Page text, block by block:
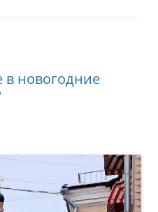
в новогодние